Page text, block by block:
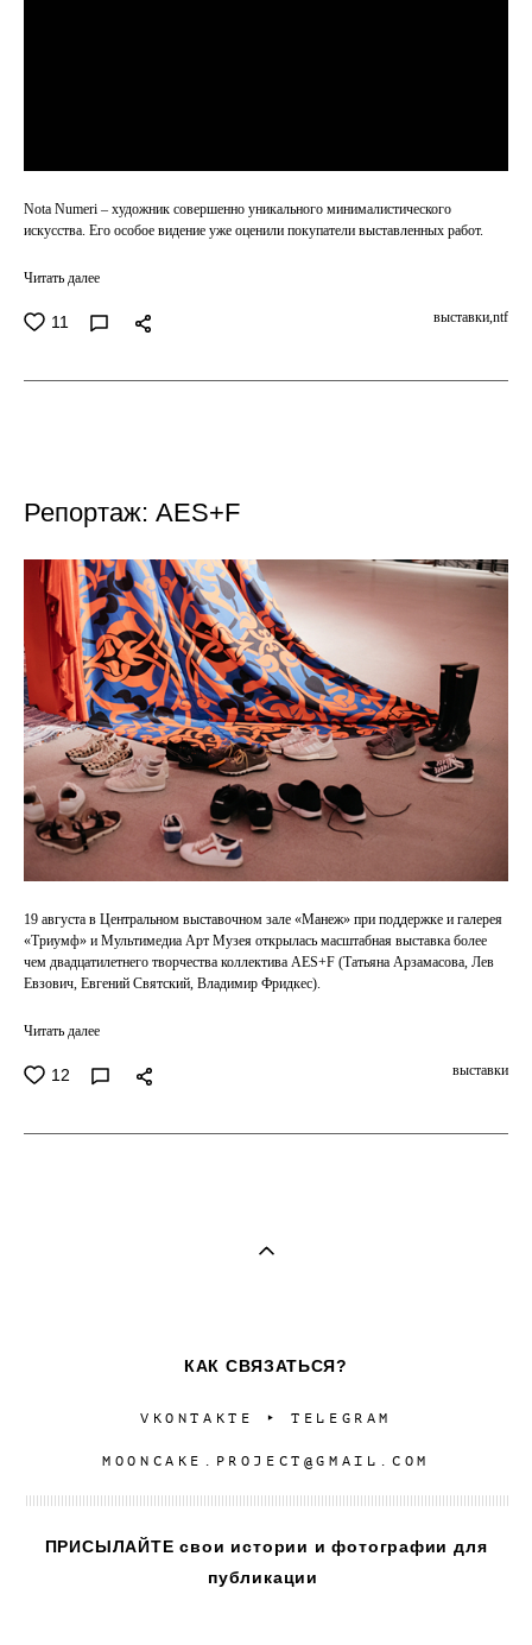
Nota Numeri – художник совершенно уникального минималистического
искусства. Его особое видение уже оценили покупатели выставленных работ.
Читать далее
11 выставки,ntf
Репортаж: AES+F
19 августа в Центральном выставочном зале «Манеж» при поддержке и галерея
«Триумф» и Мультимедиа Арт Музея открылась масштабная выставка более
чем двадцатилетнего творчества коллектива AES+F (Татьяна Арзамасова, Лев
Евзович, Евгений Святский, Владимир Фридкес).
Читать далее
12 выставки
КАК СВЯЗАТЬСЯ?
VKONTAKTE ‣ TELEGRAM
MOONCAKE.PROJECT@GMAIL.COM
ПРИСЫЛАЙТЕ свои истории и фотографии для
публикации